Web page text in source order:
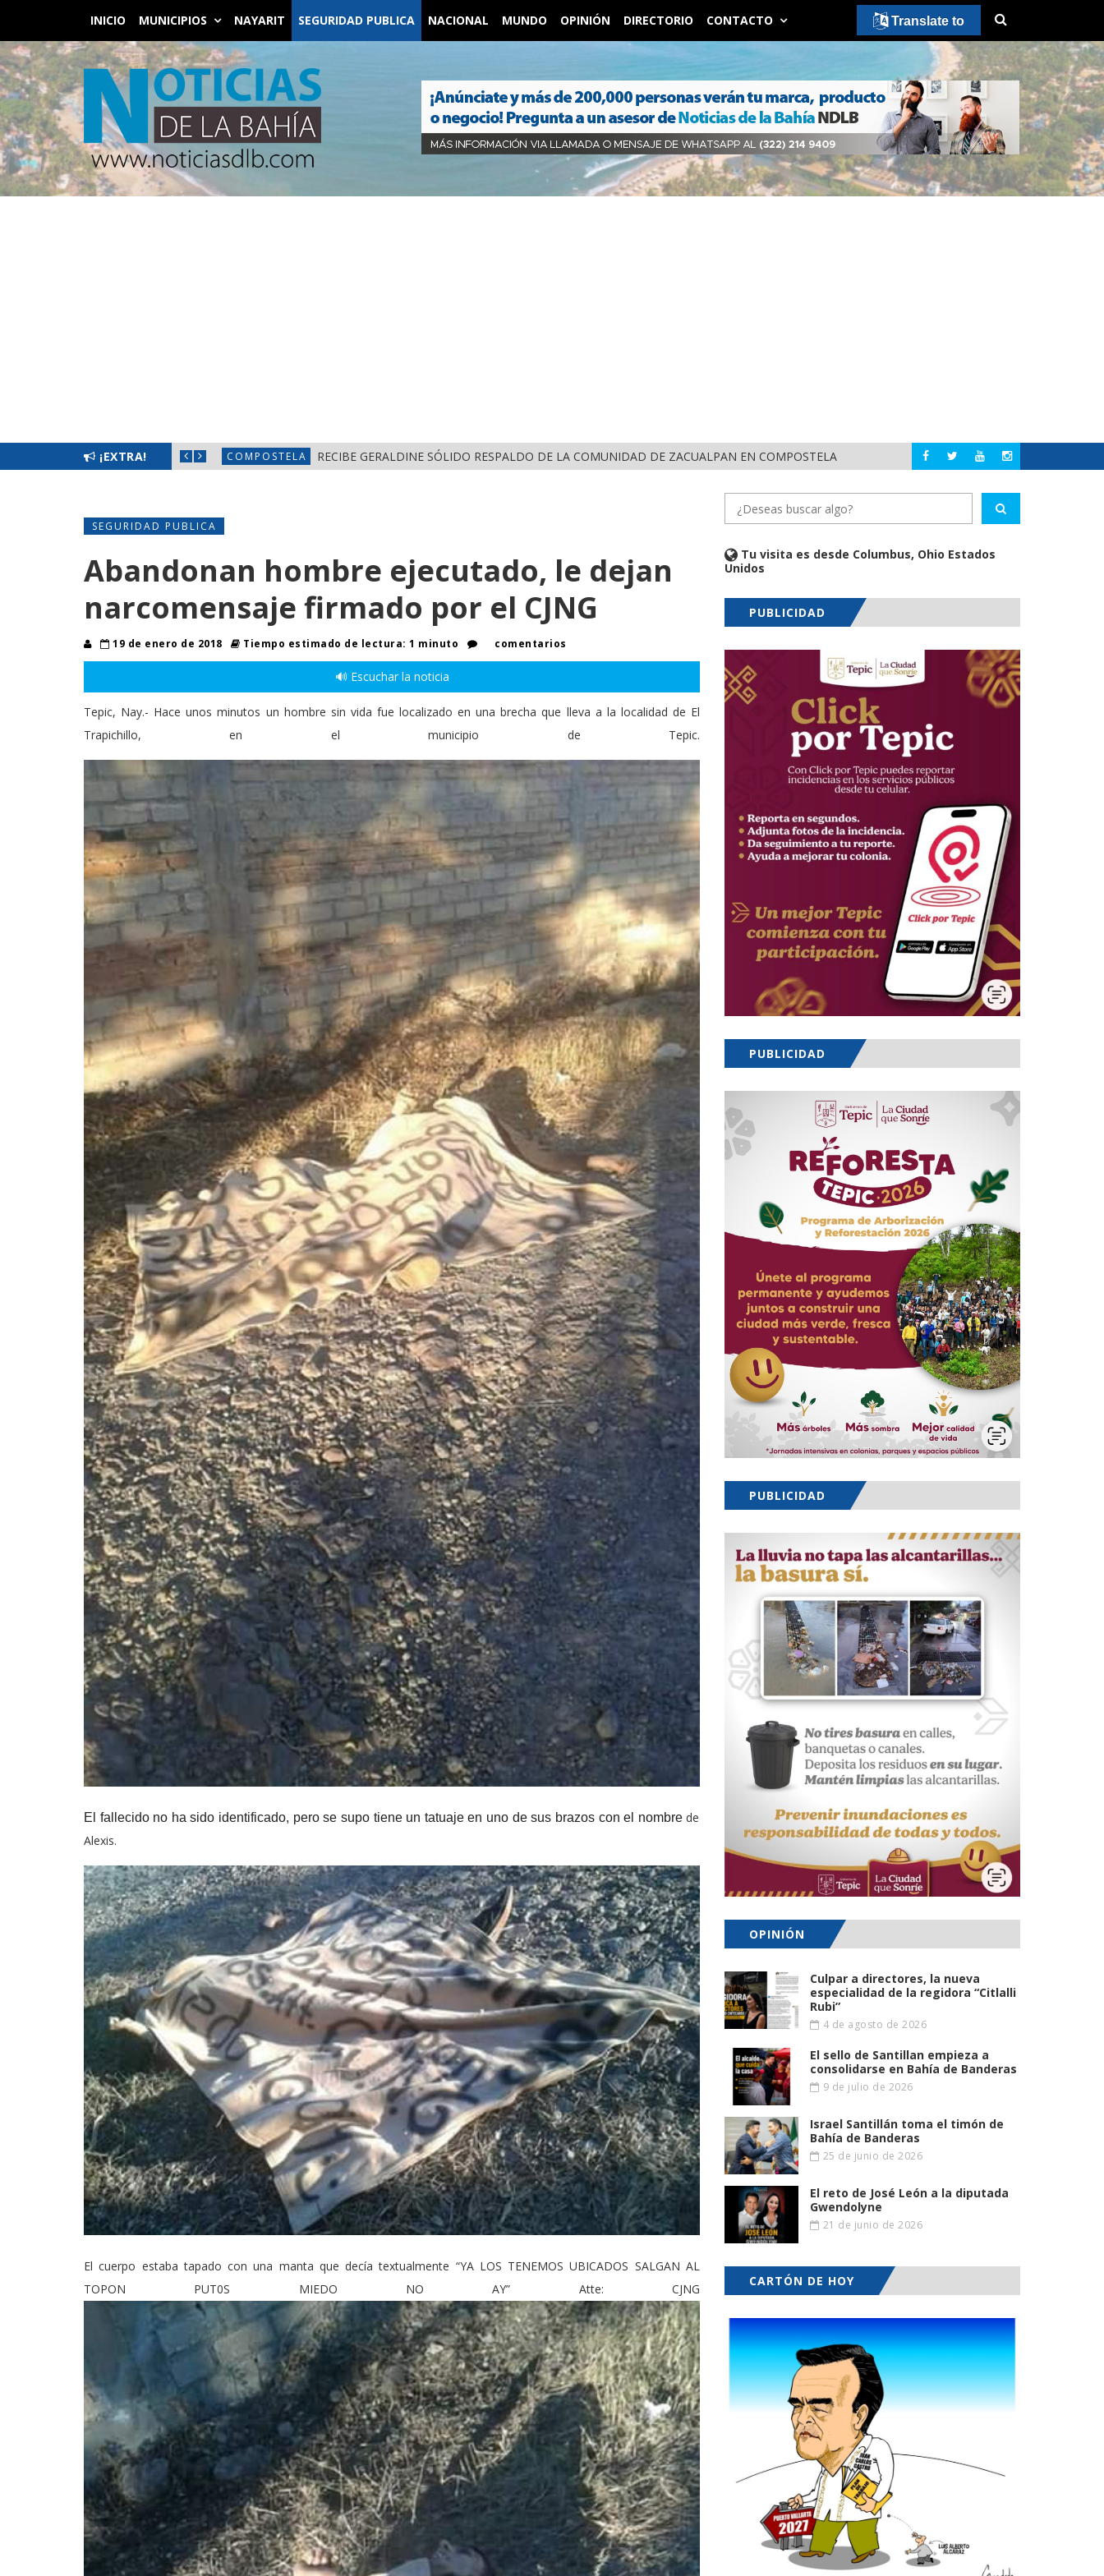
INICIO MUNICIPIOS NAYARIT SEGURIDAD PUBLICA NACIONAL MUNDO OPINIÓN DIRECTORIO CONTACTO
¡EXTRA! COMPOSTELA RECIBE GERALDINE SÓLIDO RESPALDO DE LA COMUNIDAD DE ZACUALPAN EN COMPOSTELA BAHÍA DE BANDERAS
SEGURIDAD PUBLICA
Abandonan hombre ejecutado, le dejan
narcomensaje firmado por el CJNG
19 de enero de 2018 Tiempo estimado de lectura: 1 minuto comentarios
🔊 Escuchar la noticia
Tepic, Nay.- Hace unos minutos un hombre sin vida fue localizado en una brecha que lleva a la localidad de El
Trapichillo, en el municipio de Tepic.
El fallecido no ha sido identificado, pero se supo tiene un tatuaje en uno de sus brazos con el nombrede
Alexis.
El cuerpo estaba tapado con una manta que decía textualmente “YA LOS TENEMOS UBICADOS SALGAN AL
TOPON PUT0S MIEDO NO AY” Atte: CJNG
Tu visita es desde Columbus, Ohio Estados
Unidos
PUBLICIDAD
PUBLICIDAD
PUBLICIDAD
OPINIÓN
Culpar a directores, la nueva
especialidad de la regidora “Citlalli
Rubi”
4 de agosto de 2026
El sello de Santillan empieza a
consolidarse en Bahía de Banderas
9 de julio de 2026
Israel Santillán toma el timón de
Bahía de Banderas
25 de junio de 2026
El reto de José León a la diputada
Gwendolyne
21 de junio de 2026
CARTÓN DE HOY
Translate to